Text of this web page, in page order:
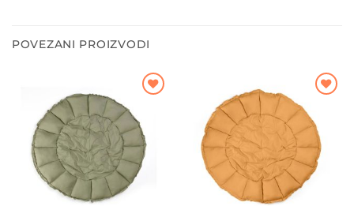
POVEZANI PROIZVODI
na listu
želja
Dodajte
na listu
želja